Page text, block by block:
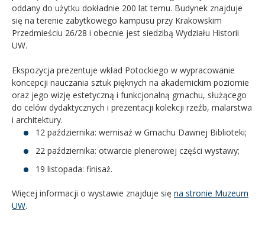
oddany do użytku dokładnie 200 lat temu. Budynek znajduje
się na terenie zabytkowego kampusu przy Krakowskim
Przedmieściu 26/28 i obecnie jest siedzibą Wydziału Historii
UW.
Ekspozycja prezentuje wkład Potockiego w wypracowanie
koncepcji nauczania sztuk pięknych na akademickim poziomie
oraz jego wizję estetyczną i funkcjonalną gmachu, służącego
do celów dydaktycznych i prezentacji kolekcji rzeźb, malarstwa
i architektury.
12 października: wernisaż w Gmachu Dawnej Biblioteki;
22 października: otwarcie plenerowej części wystawy;
19 listopada: finisaż.
Więcej informacji o wystawie znajduje się na stronie Muzeum
UW.